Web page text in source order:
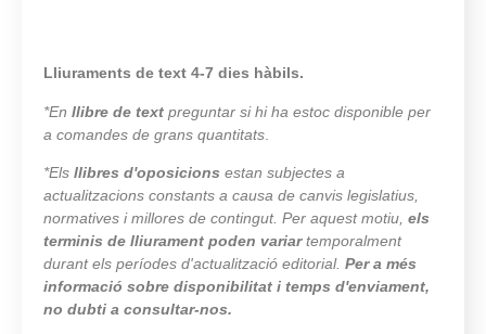
Lliuraments de text 4-7 dies hàbils.
*En llibre de text preguntar si hi ha estoc disponible per
a comandes de grans quantitats
*Els llibres d'oposicions estan subjectes a
actualitzacions constants a causa de canvis legislatius,
normatives i millores de contingut. Per aquest motiu, els
terminis de lliurament poden variartemporalment
durant els períodes d'actualització editorial. Per a més
informació sobre disponibilitat i temps d'enviament,
no dubti a consultar-nos.